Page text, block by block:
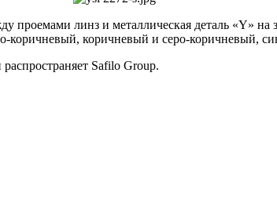
проемами линз и металлическая деталь «Y»
коричневый, коричневый и серо-коричневый,
Safilo Group.